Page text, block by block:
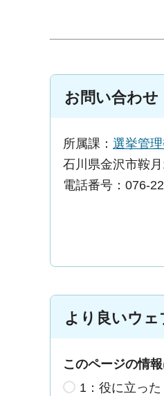
お問い合わせ
所属課： 選挙管
石川県金沢市鞍
電話番号：076-
より良いウ
このページの情
1：役に立った